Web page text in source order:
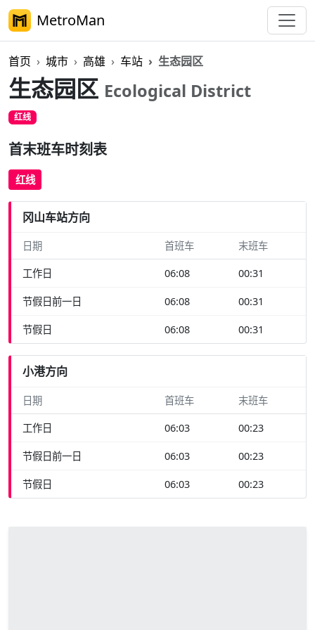
MetroMan
首页 城市 高雄 车站 生态园区
生态园区 Ecological District
红线
首末班车时刻表
红线
冈山车站方向
日期 首班车 末班车
工作日 06:08 00:31
节假日前一日 06:08 00:31
节假日 06:08 00:31
小港方向
日期 首班车 末班车
工作日 06:03 00:23
节假日前一日 06:03 00:23
节假日 06:03 00:23